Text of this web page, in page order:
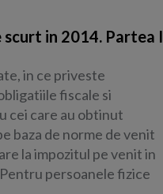
in 2014. Partea I
in ce priveste
fiscale si
cei care au obtinut
baza de norme de venit
la impozitul pe venit in
persoanele fizice